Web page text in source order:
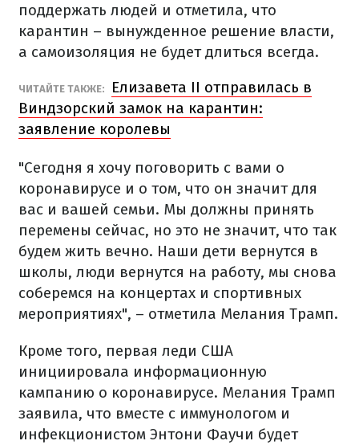
поддержать людей и отметила, что
карантин – вынужденное решение власти,
а самоизоляция не будет длиться всегда.
ЧИТАЙТЕ ТАКЖЕ:
Елизавета II отправилась в
Виндзорский замок на карантин:
заявление королевы
"Сегодня я хочу поговорить с вами о
коронавирусе и о том, что он значит для
вас и вашей семьи. Мы должны принять
перемены сейчас, но это не значит, что так
будем жить вечно. Наши дети вернутся в
школы, люди вернутся на работу, мы снова
соберемся на концертах и ​​спортивных
мероприятиях", – отметила Мелания Трамп.
Кроме того, первая леди США
инициировала информационную
кампанию о коронавирусе. Мелания Трамп
заявила, что вместе с иммунологом и
инфекционистом Энтони Фаучи будет